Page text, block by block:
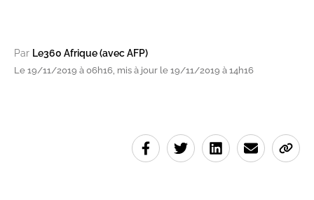
Par Le360 Afrique (avec AFP)
Le 19/11/2019 à 06h16, mis à jour le 19/11/2019 à 14h16